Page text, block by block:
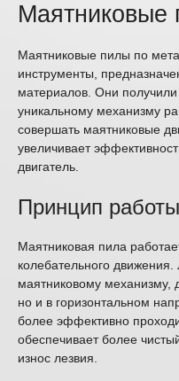
Маятниковые
Маятниковые пилы по
инструменты,
материалов. Они
уникальному механизму
совершать маятниковые
увеличивает
двигатель.
Принцип работы
Маятниковая пила
колебательного
маятниковому механизму,
но и в горизонтальном
более эффективно
обеспечивает более
износ лезвия.